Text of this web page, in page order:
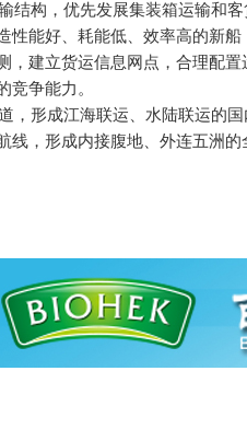
结构，优先发展集装箱运输和
能好、耗能低、效率高的新
建立货运信息网点，合理配
竞争能力。
，形成江海联运、水陆联运的
，形成内接腹地、外连五洲的